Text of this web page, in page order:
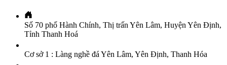
Số 70 phố Hành Chính, Thị trấn Yên Lâm, Huyện Yên Định,
Tỉnh Thanh Hoá
Cơ sở 1 : Làng nghề đá Yên Lâm, Yên Định, Thanh Hóa